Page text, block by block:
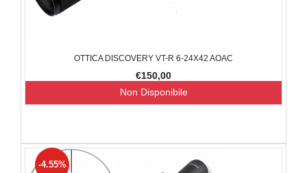
OTTICA DISCOVERY VT-R 6-24X42 AOAC
€150,00
Non Disponibile
-4.55%